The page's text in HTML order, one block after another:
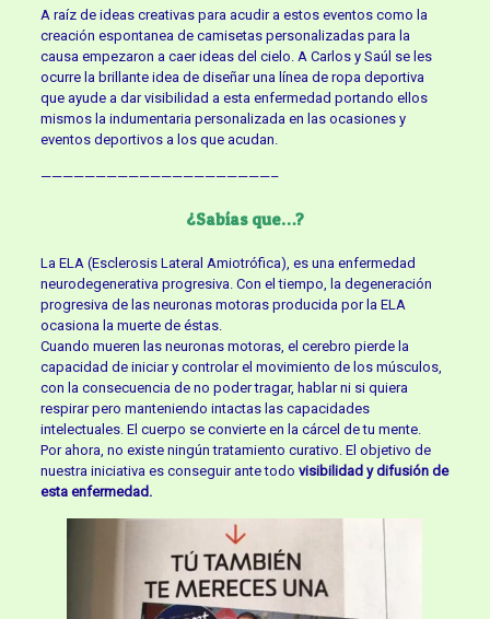
A raíz de ideas creativas para acudir a estos eventos como la
creación espontanea de camisetas personalizadas para la
causa empezaron a caer ideas del cielo. A Carlos y Saúl se les
ocurre la brillante idea de diseñar una línea de ropa deportiva
que ayude a dar visibilidad a esta enfermedad portando ellos
mismos la indumentaria personalizada en las ocasiones y
eventos deportivos a los que acudan.
—————————————————————–
¿Sabías que…?
La ELA (Esclerosis Lateral Amiotrófica), es una enfermedad
neurodegenerativa progresiva. Con el tiempo, la degeneración
progresiva de las neuronas motoras producida por la ELA
ocasiona la muerte de éstas.
Cuando mueren las neuronas motoras, el cerebro pierde la
capacidad de iniciar y controlar el movimiento de los músculos,
con la consecuencia de no poder tragar, hablar ni si quiera
respirar pero manteniendo intactas las capacidades
intelectuales. El cuerpo se convierte en la cárcel de tu mente.
Por ahora, no existe ningún tratamiento curativo. El objetivo de
nuestra iniciativa es conseguir ante todo visibilidad y difusión de
esta enfermedad.